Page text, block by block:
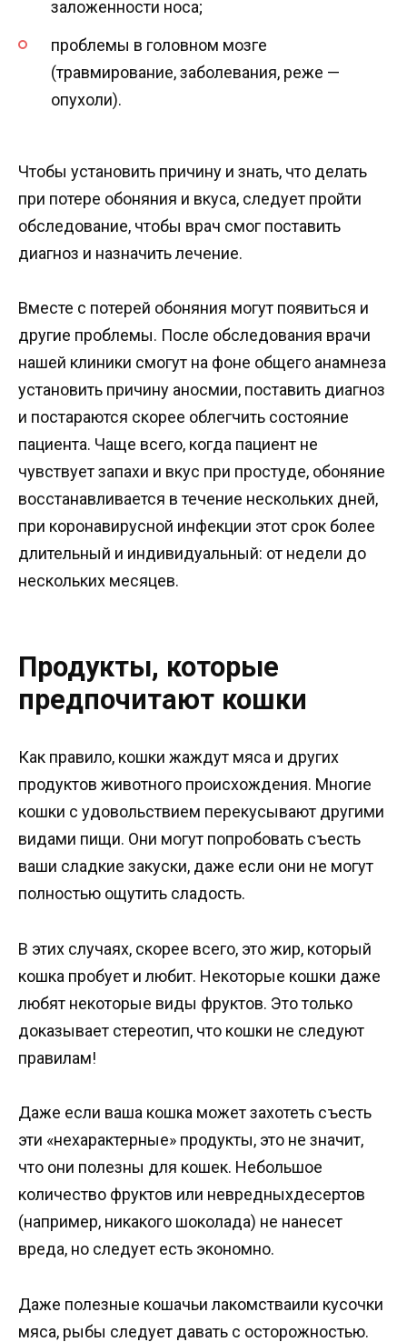
заложенности носа;
проблемы в головном мозге
(травмирование, заболевания, реже —
опухоли).
Чтобы установить причину и знать, что делать
при потере обоняния и вкуса, следует пройти
обследование, чтобы врач смог поставить
диагноз и назначить лечение.
Вместе с потерей обоняния могут появиться и
другие проблемы. После обследования врачи
нашей клиники смогут на фоне общего анамнеза
установить причину аносмии, поставить диагноз
и постараются скорее облегчить состояние
пациента. Чаще всего, когда пациент не
чувствует запахи и вкус при простуде, обоняние
восстанавливается в течение нескольких дней,
при коронавирусной инфекции этот срок более
длительный и индивидуальный: от недели до
нескольких месяцев.
Продукты, которые
предпочитают кошки
Как правило, кошки жаждут мяса и других
продуктов животного происхождения. Многие
кошки с удовольствием перекусывают другими
видами пищи. Они могут попробовать съесть
ваши сладкие закуски, даже если они не могут
полностью ощутить сладость.
В этих случаях, скорее всего, это жир, который
кошка пробует и любит. Некоторые кошки даже
любят некоторые виды фруктов. Это только
доказывает стереотип, что кошки не следуют
правилам!
Даже если ваша кошка может захотеть съесть
эти «нехарактерные» продукты, это не значит,
что они полезны для кошек. Небольшое
количество фруктов или невредныхдесертов
(например, никакого шоколада) не нанесет
вреда, но следует есть экономно.
Даже полезные кошачьи лакомстваили кусочки
мяса, рыбы следует давать с осторожностью.